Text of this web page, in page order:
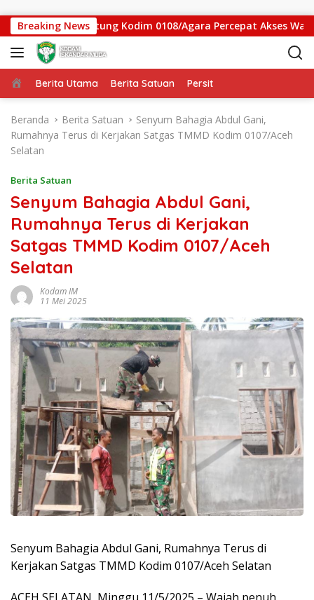
Breaking News
Gantung Kodim 0108/Agara Percepat Akses Warga
Beranda
Berita Utama Berita Satuan Persit
Beranda Berita Satuan
Senyum Bahagia Abdul Gani,
Rumahnya Terus di Kerjakan Satgas TMMD Kodim 0107/Aceh
Selatan
Berita Satuan
Senyum Bahagia Abdul Gani,
Rumahnya Terus di Kerjakan
Satgas TMMD Kodim 0107/Aceh
Selatan
Kodam IM
11 Mei 2025
Senyum Bahagia Abdul Gani, Rumahnya Terus di
Kerjakan Satgas TMMD Kodim 0107/Aceh Selatan